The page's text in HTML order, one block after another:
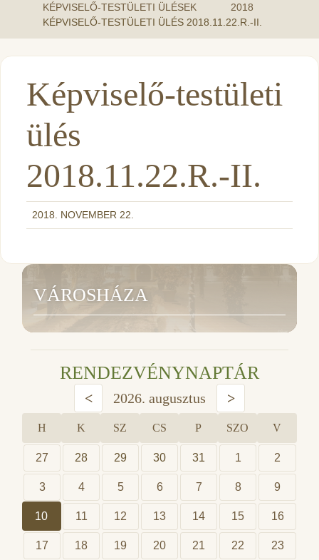
KÉPVISELŐ-TESTÜLETI ÜLÉSEK
2018
KÉPVISELŐ-TESTÜLETI ÜLÉS 2018.11.22.R.-II.
Képviselő-testületi
ülés
2018.11.22.R.-II.
2018. NOVEMBER 22.
VÁROSHÁZA
RENDEZVÉNYNAPTÁR
< 2026. augusztus >
H K SZ CS P SZO V
27 28 29 30 31 1 2
3 4 5 6 7 8 9
10 11 12 13 14 15 16
17 18 19 20 21 22 23